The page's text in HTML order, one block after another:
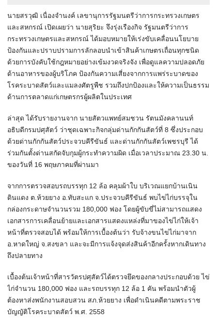
นายสรวุฒิ เนื่องจำนงค์ เลขานุการรัฐมนตรีว่าการกระทรวงเกษตร
และสหกรณ์ เปิดเผยว่า นายสุริยะ จึงรุ่งเรืองกิจ รัฐมนตรีว่าการ
กระทรวงเกษตรและสหกรณ์ ได้มอบหมายให้เร่งขับเคลื่อนนโยบาย
ป้องกันและปราบปรามการลักลอบนำเข้าสินค้าเกษตรเถื่อนทุกชนิด
ด้วยการบังคับใช้กฎหมายอย่างเข้มงวดจริงจัง เพื่อดูแลความปลอดภัย
ด้านอาหารของผู้บริโภค ป้องกันความเสี่ยงจากการแพร่ระบาดของ
โรคระบาดสัตว์และแมลงศัตรูพืช รวมถึงปกป้องและให้ความเป็นธรรม
ด้านการตลาดแก่เกษตรกรผู้ผลิตในประเทศ
​ล่าสุด ได้รับรายงานจาก นายสัตวแพทย์สมชวน รัตนมังคลานนท์
อธิบดีกรมปศุสัตว์ ว่าชุดเฉพาะกิจกลุ่มด่านกักกันสัตว์ที่ 8 ซึ่งประกอบ
ด้วยด่านกักกันสัตว์ประจวบคีรีขันธ์ และด่านกักกันสัตว์เพชรบุรี ได้
ร่วมกันตั้งด่านสกัดจับกุมผู้กระทำความผิด เมื่อเวลาประมาณ 23.30 น.
ของวันที่ 16 พฤษภาคมที่ผ่านมา
​จากการตรวจสอบรถบรรทุก 12 ล้อ คลุมผ้าใบ บริเวณแยกบ้านเนิน
ดินแดง ต.ห้วยยาง อ.ทับสะแก จ.ประจวบคีรีขันธ์ พบไข่ไก่บรรจุใน
กล่องกระดาษจำนวนรวม 180,000 ฟอง โดยผู้ขับขี่ไม่สามารถแสดง
เอกสารการเคลื่อนย้ายและเอกสารแสดงแหล่งที่มาของไข่ไก่ให้เจ้า
หน้าที่ตรวจสอบได้ พร้อมให้การเบื้องต้นว่า รับจ้างขนไข่ไก่มาจาก
อ.หาดใหญ่ จ.สงขลา และจะมีการแจ้งจุดส่งสินค้าอีกครั้งหากเดินทาง
ถึงปลายทาง
​เบื้องต้นเจ้าหน้าที่สารวัตรปศุสัตว์ได้ตรวจยึดของกลางประกอบด้วย ไข่
ไก่จำนวน 180,000 ฟอง และรถบรรทุก 12 ล้อ 1 คัน พร้อมนำตัวผู้
ต้องหาส่งพนักงานสอบสวน สภ.ห้วยยาง เพื่อดำเนินคดีตามพระราช
บัญญัติโรคระบาดสัตว์ พ.ศ. 2558